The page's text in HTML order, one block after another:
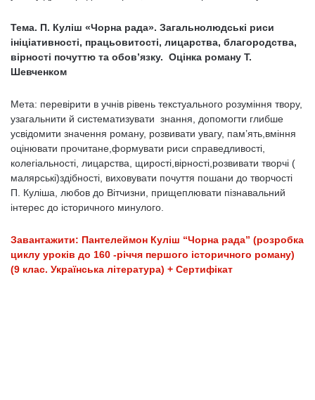
Тема. П. Куліш «Чорна рада». Загальнолюдські риси
ініціативності, працьовитості, лицарства, благородства,
вірності почуттю та обов’язку. Оцінка роману Т.
Шевченком
Мета: перевірити в учнів рівень текстуального розуміння твору,
узагальнити й систематизувати знання, допомогти глибше
усвідомити значення роману, розвивати увагу, пам’ять,вміння
оцінювати прочитане,формувати риси справедливості,
колегіальності, лицарства, щирості,вірності,розвивати творчі (
малярські)здібності, виховувати почуття пошани до творчості
П. Куліша, любов до Вітчизни, прищеплювати пізнавальний
інтерес до історичного минулого.
Завантажити: Пантелеймон Куліш “Чорна рада” (розробка
циклу уроків до 160 -річчя першого історичного роману)
(9 клас. Українська література) + Сертифікат